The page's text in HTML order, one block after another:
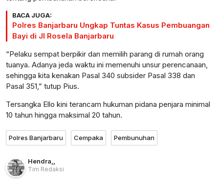
BACA JUGA:
Polres Banjarbaru Ungkap Tuntas Kasus Pembuangan
Bayi di Jl Rosela Banjarbaru
“Pelaku sempat berpikir dan memilih parang di rumah orang
tuanya. Adanya jeda waktu ini memenuhi unsur perencanaan,
sehingga kita kenakan Pasal 340 subsider Pasal 338 dan
Pasal 351,” tutup Pius.
Tersangka Ello kini terancam hukuman pidana penjara minimal
10 tahun hingga maksimal 20 tahun.
Polres Banjarbaru Cempaka Pembunuhan
Hendra
Tim Redaksi